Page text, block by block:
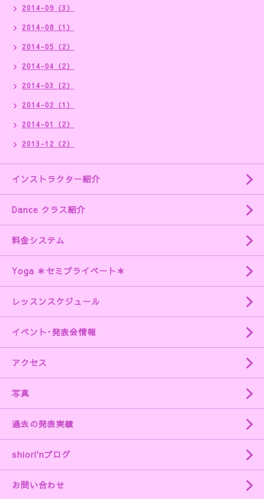
2014-09（3）
2014-08（1）
2014-05（2）
2014-04（2）
2014-03（2）
2014-02（1）
2014-01（2）
2013-12（2）
インストラクター紹介
Dance クラス紹介
料金システム
Yoga ＊セミプライベート＊
レッスンスケジュール
イベント･発表会情報
アクセス
写真
過去の発表実績
shiori'nブログ
お問い合わせ